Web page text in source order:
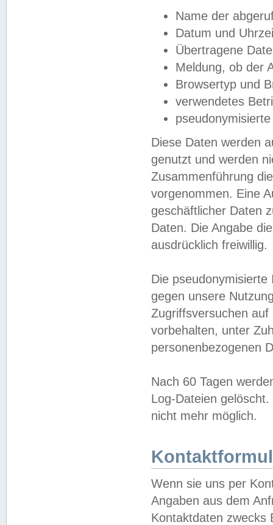
Name der
Datum und
Übertragene
Meldung, ob der
Browsertyp und
verwendetes
Diese Daten werden
genutzt und werden
Zusammenführung
vorgenommen. Eine
geschäftlicher Daten
Daten. Die Angabe
ausdrücklich freiwillig.
Die
gegen unsere
Zugriffsversuchen
vorbehalten, unter
personenbezogenen
Nach 60 Tagen
Log-Dateien
nicht mehr möglich.
Wenn sie uns per
Angaben aus dem
Kontaktdaten zwecks